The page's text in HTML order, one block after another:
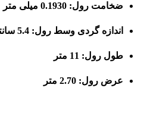
ضخامت رول: 0.1930 میلی متر
اندازه گردی وسط رول: 5.4 سانتی متر
طول رول: 11 متر
عرض رول: 2.70 متر